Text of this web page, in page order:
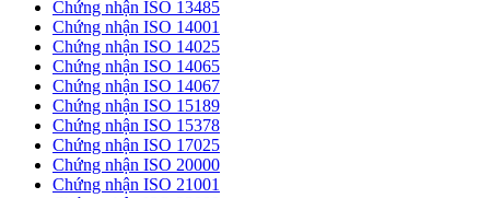
Chứng nhận ISO 13485
Chứng nhận ISO 14001
Chứng nhận ISO 14025
Chứng nhận ISO 14065
Chứng nhận ISO 14067
Chứng nhận ISO 15189
Chứng nhận ISO 15378
Chứng nhận ISO 17025
Chứng nhận ISO 20000
Chứng nhận ISO 21001